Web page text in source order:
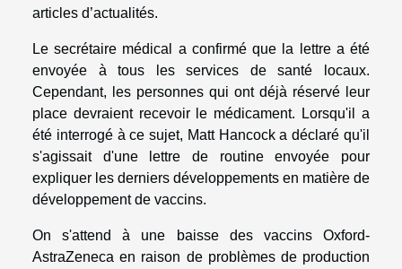
articles d’actualités.
Le secrétaire médical a confirmé que la lettre a été
envoyée à tous les services de santé locaux.
Cependant, les personnes qui ont déjà réservé leur
place devraient recevoir le médicament. Lorsqu'il a
été interrogé à ce sujet, Matt Hancock a déclaré qu'il
s'agissait d'une lettre de routine envoyée pour
expliquer les derniers développements en matière de
développement de vaccins.
On s'attend à une baisse des vaccins Oxford-
AstraZeneca en raison de problèmes de production